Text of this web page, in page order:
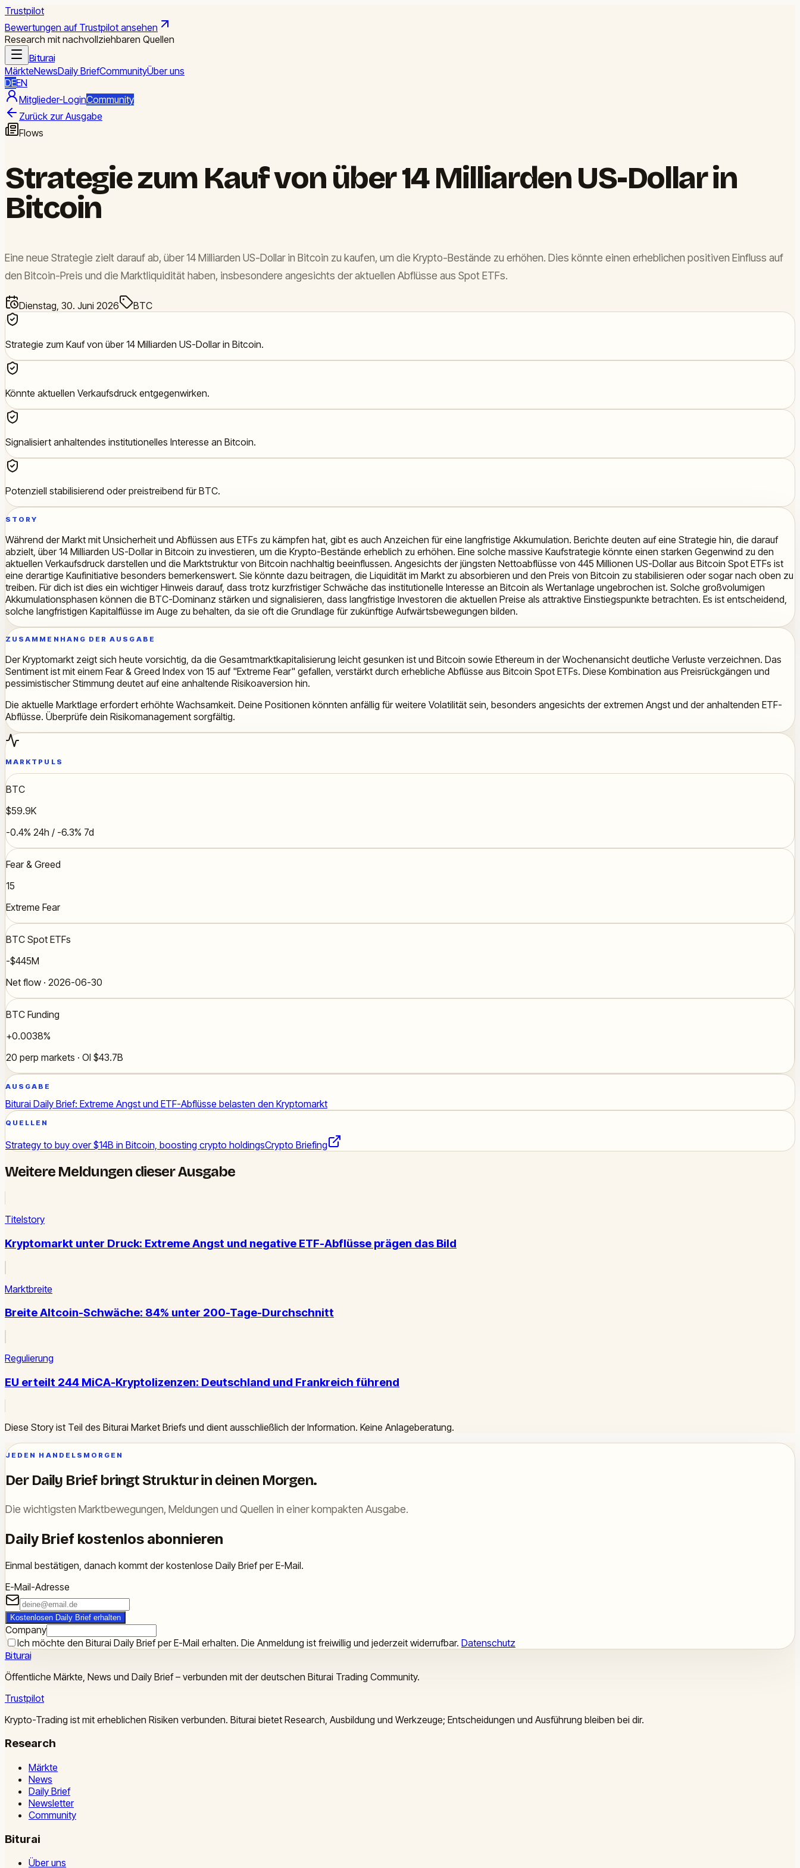
Trustpilot
Bewertungen auf Trustpilot ansehen
Research mit nachvollziehbaren Quellen
Biturai
MärkteNewsDaily BriefCommunityÜber uns
DEEN
Mitglieder-LoginCommunity
Zurück zur Ausgabe
Flows
Strategie zum Kauf von über 14 Milliarden US-Dollar in
Bitcoin
Eine neue Strategie zielt darauf ab, über 14 Milliarden US-Dollar in Bitcoin zu kaufen, um die Krypto-Bestände zu erhöhen. Dies könnte einen erheblichen positiven Einfluss auf
den Bitcoin-Preis und die Marktliquidität haben, insbesondere angesichts der aktuellen Abflüsse aus Spot ETFs.
Dienstag, 30. Juni 2026 BTC
Strategie zum Kauf von über 14 Milliarden US-Dollar in Bitcoin.
Könnte aktuellen Verkaufsdruck entgegenwirken.
Signalisiert anhaltendes institutionelles Interesse an Bitcoin.
Potenziell stabilisierend oder preistreibend für BTC.
STORY
Während der Markt mit Unsicherheit und Abflüssen aus ETFs zu kämpfen hat, gibt es auch Anzeichen für eine langfristige Akkumulation. Berichte deuten auf eine Strategie hin, die darauf
abzielt, über 14 Milliarden US-Dollar in Bitcoin zu investieren, um die Krypto-Bestände erheblich zu erhöhen. Eine solche massive Kaufstrategie könnte einen starken Gegenwind zu den
aktuellen Verkaufsdruck darstellen und die Marktstruktur von Bitcoin nachhaltig beeinflussen. Angesichts der jüngsten Nettoabflüsse von 445 Millionen US-Dollar aus Bitcoin Spot ETFs ist
eine derartige Kaufinitiative besonders bemerkenswert. Sie könnte dazu beitragen, die Liquidität im Markt zu absorbieren und den Preis von Bitcoin zu stabilisieren oder sogar nach oben zu
treiben. Für dich ist dies ein wichtiger Hinweis darauf, dass trotz kurzfristiger Schwäche das institutionelle Interesse an Bitcoin als Wertanlage ungebrochen ist. Solche großvolumigen
Akkumulationsphasen können die BTC-Dominanz stärken und signalisieren, dass langfristige Investoren die aktuellen Preise als attraktive Einstiegspunkte betrachten. Es ist entscheidend,
solche langfristigen Kapitalflüsse im Auge zu behalten, da sie oft die Grundlage für zukünftige Aufwärtsbewegungen bilden.
ZUSAMMENHANG DER AUSGABE
Der Kryptomarkt zeigt sich heute vorsichtig, da die Gesamtmarktkapitalisierung leicht gesunken ist und Bitcoin sowie Ethereum in der Wochenansicht deutliche Verluste verzeichnen. Das
Sentiment ist mit einem Fear & Greed Index von 15 auf "Extreme Fear" gefallen, verstärkt durch erhebliche Abflüsse aus Bitcoin Spot ETFs. Diese Kombination aus Preisrückgängen und
pessimistischer Stimmung deutet auf eine anhaltende Risikoaversion hin.
Die aktuelle Marktlage erfordert erhöhte Wachsamkeit. Deine Positionen könnten anfällig für weitere Volatilität sein, besonders angesichts der extremen Angst und der anhaltenden ETF-
Abflüsse. Überprüfe dein Risikomanagement sorgfältig.
MARKTPULS
BTC
$59.9K
-0.4% 24h / -6.3% 7d
Fear & Greed
15
Extreme Fear
BTC Spot ETFs
-$445M
Net flow · 2026-06-30
BTC Funding
+0.0038%
20 perp markets · OI $43.7B
AUSGABE
Biturai Daily Brief: Extreme Angst und ETF-Abflüsse belasten den Kryptomarkt
QUELLEN
Strategy to buy over $14B in Bitcoin, boosting crypto holdingsCrypto Briefing
Weitere Meldungen dieser Ausgabe
Titelstory
Kryptomarkt unter Druck: Extreme Angst und negative ETF-Abflüsse prägen das Bild
Marktbreite
Breite Altcoin-Schwäche: 84% unter 200-Tage-Durchschnitt
Regulierung
EU erteilt 244 MiCA-Kryptolizenzen: Deutschland und Frankreich führend
Diese Story ist Teil des Biturai Market Briefs und dient ausschließlich der Information. Keine Anlageberatung.
JEDEN HANDELSMORGEN
Der Daily Brief bringt Struktur in deinen Morgen.
Die wichtigsten Marktbewegungen, Meldungen und Quellen in einer kompakten Ausgabe.
Daily Brief kostenlos abonnieren
Einmal bestätigen, danach kommt der kostenlose Daily Brief per E-Mail.
E-Mail-Adresse
Kostenlosen Daily Brief erhalten
Company
Ich möchte den Biturai Daily Brief per E-Mail erhalten. Die Anmeldung ist freiwillig und jederzeit widerrufbar. Datenschutz
Biturai
Öffentliche Märkte, News und Daily Brief – verbunden mit der deutschen Biturai Trading Community.
Trustpilot
Krypto-Trading ist mit erheblichen Risiken verbunden. Biturai bietet Research, Ausbildung und Werkzeuge; Entscheidungen und Ausführung bleiben bei dir.
Research
Märkte
News
Daily Brief
Newsletter
Community
Biturai
Über uns